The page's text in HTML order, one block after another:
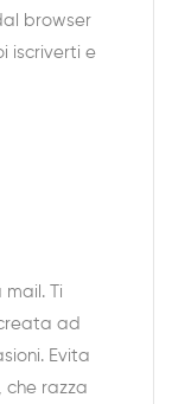
browser
iscriverti e
Ti
ad
Evita
che razza